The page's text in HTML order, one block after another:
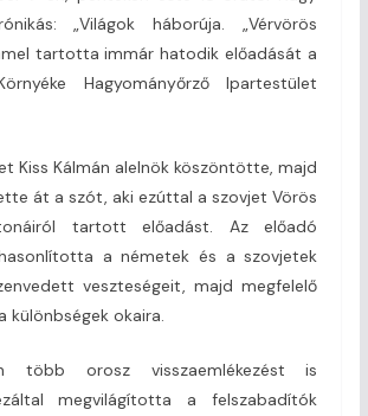
„Világok háborúja. „Vérvörös
tartotta immár hatodik előadását a
Hagyományőrző Ipartestület
Kiss Kálmán alelnök köszöntötte, majd
át a szót, aki ezúttal a szovjet Vörös
tartott előadást. Az előadó
a németek és a szovjetek
veszteségeit, majd megfelelő
különbségek okaira.
több orosz visszaemlékezést is
megvilágította a felszabadítók